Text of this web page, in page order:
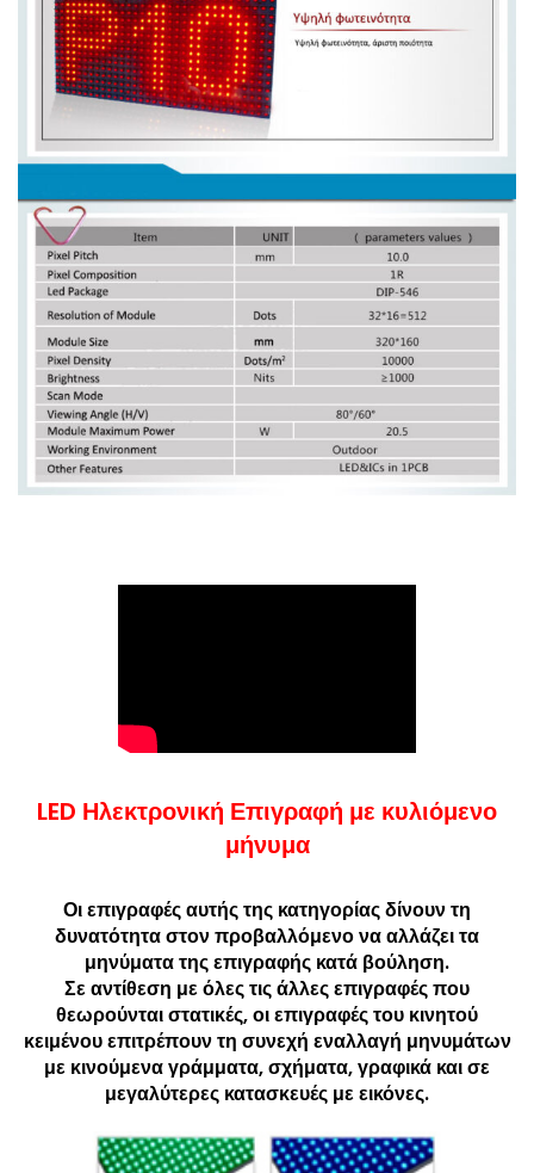
LED Ηλεκτρονική Επιγραφή με κυλιόμενο
μήνυμα
Οι επιγραφές αυτής της κατηγορίας δίνουν τη
δυνατότητα στον προβαλλόμενο να αλλάζει τα
μηνύματα της επιγραφής κατά βούληση.
Σε αντίθεση με όλες τις άλλες επιγραφές που
θεωρούνται στατικές, οι επιγραφές του κινητού
κειμένου επιτρέπουν τη συνεχή εναλλαγή μηνυμάτων
με κινούμενα γράμματα, σχήματα, γραφικά και σε
μεγαλύτερες κατασκευές με εικόνες.